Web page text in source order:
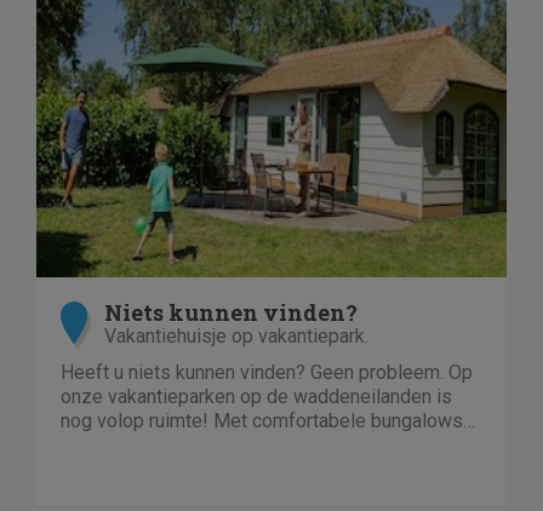
Niets kunnen vinden?
Vakantiehuisje op vakantiepark.
Heeft u niets kunnen vinden? Geen probleem. Op
onze vakantieparken op de waddeneilanden is
nog volop ruimte! Met comfortabele bungalows